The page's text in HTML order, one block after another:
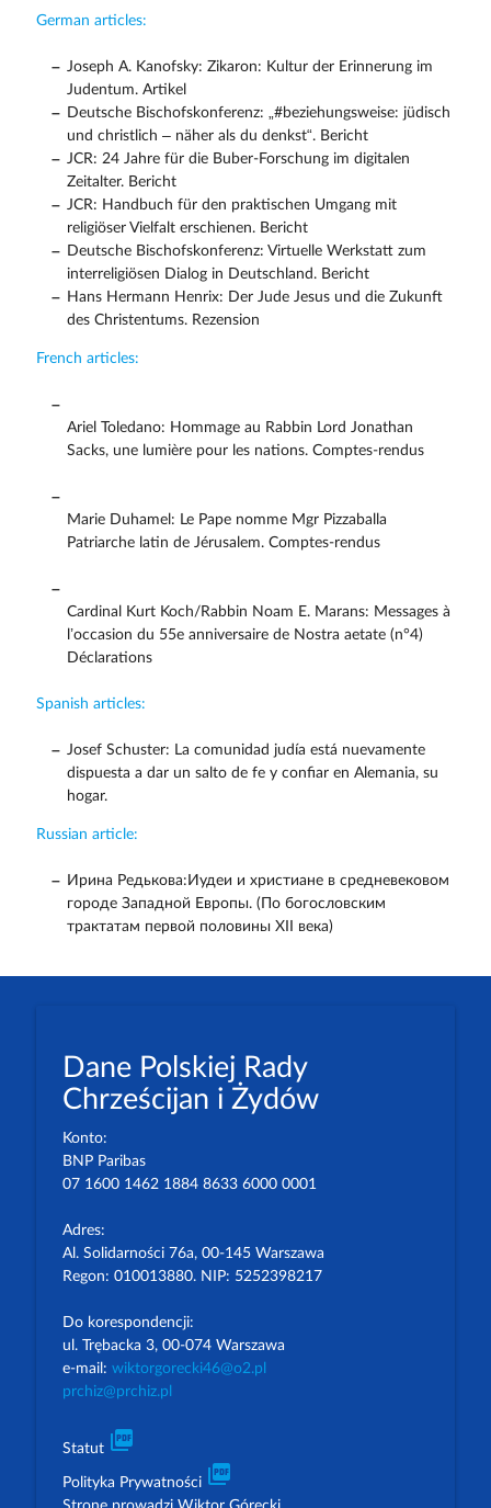
German articles:
Joseph A. Kanofsky: Zikaron: Kultur der Erinnerung im
Judentum. Artikel
Deutsche Bischofskonferenz: „#beziehungsweise: jüdisch
und christlich – näher als du denkst“. Bericht
JCR: 24 Jahre für die Buber-Forschung im digitalen
Zeitalter. Bericht
JCR: Handbuch für den praktischen Umgang mit
religiöser Vielfalt erschienen. Bericht
Deutsche Bischofskonferenz: Virtuelle Werkstatt zum
interreligiösen Dialog in Deutschland. Bericht
Hans Hermann Henrix: Der Jude Jesus und die Zukunft
des Christentums. Rezension
French articles:
Ariel Toledano: Hommage au Rabbin Lord Jonathan
Sacks, une lumière pour les nations. Comptes-rendus
Marie Duhamel: Le Pape nomme Mgr Pizzaballa
Patriarche latin de Jérusalem. Comptes-rendus
Cardinal Kurt Koch/Rabbin Noam E. Marans: Messages à
l’occasion du 55e anniversaire de Nostra aetate (n°4)
Déclarations
Spanish articles:
Josef Schuster: La comunidad judía está nuevamente
dispuesta a dar un salto de fe y confiar en Alemania, su
hogar.
Russian article:
Ирина Редькова:Иудеи и христиане в средневековом
городе Западной Европы. (По богословским
трактатам первой половины XII века)
Dane Polskiej Rady
Chrześcijan i Żydów
Konto:
BNP Paribas
07 1600 1462 1884 8633 6000 0001
Adres:
Al. Solidarności 76a, 00-145 Warszawa
Regon: 010013880. NIP: 5252398217
Do korespondencji:
ul. Trębacka 3, 00-074 Warszawa
e-mail: wiktorgorecki46@o2.pl
prchiz@prchiz.pl
Statut picture_as_pdf
Polityka Prywatności picture_as_pdf